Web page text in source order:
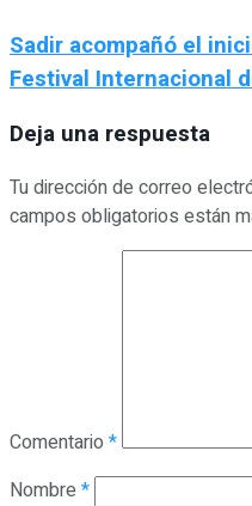
Sadir acompañó el
Festival Internacional
Deja una respuesta
Tu dirección de correo
campos obligatorios están
Comentario *
Nombre *